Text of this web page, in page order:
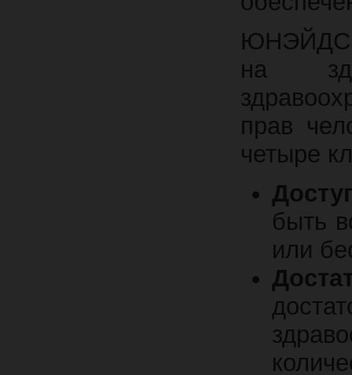
ЮНЭЙДС
на
прав
четыре
быть
или